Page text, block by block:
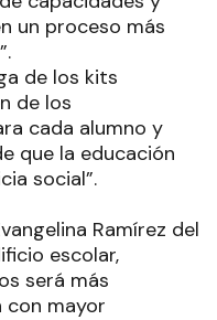
un proceso más
de los kits
de los
cada alumno y
que la educación
social”.
Ramírez del
escolar,
será más
mayor